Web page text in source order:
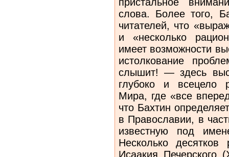
слова. Более того,
читателей, что
и «несколько
имеет возможности
истолкование
слышит! — здесь
глубоко и всецело
Мира, где «все
что Бахтин
в Православии, в
известную под
Несколько
Исаакия Печерского